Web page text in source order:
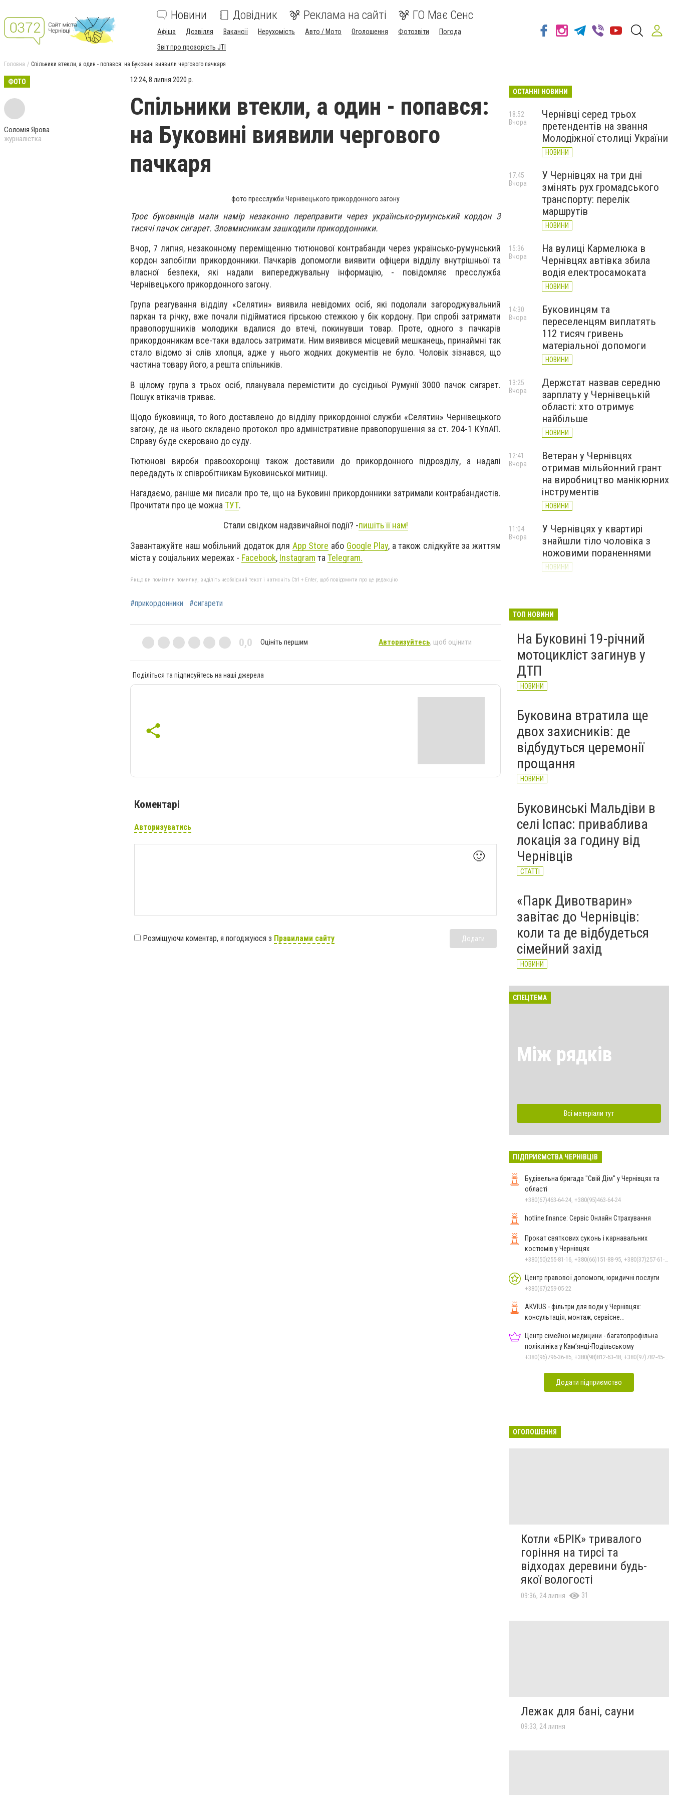
Новини Довідник Реклама на сайті ГО Має Сенс
Афіша Дозвілля Вакансії Нерухомість Авто / Мото Оголошення Фотозвіти
Погода
Звіт про прозорість JTI
Головна Спільники втекли, а один - попався: на Буковині виявили чергового пачкаря
ФОТО
Соломія Ярова
журналістка
12:24, 8 липня 2020 р.
Спільники втекли, а один - попався:
на Буковині виявили чергового
пачкаря
фото пресслужби Чернівецького прикордонного загону
Троє буковинців мали намір незаконно переправити через українсько-румунський кордон 3
тисячі пачок сигарет. Зловмисникам зашкодили прикордонники.
Вчор, 7 липня, незаконному переміщенню тютюнової контрабанди через українсько-румунський
кордон запобігли прикордонники. Пачкарів допомогли виявити офіцери відділу внутрішньої та
власної безпеки, які надали випереджувальну інформацію, - повідомляє пресслужба
Чернівецького прикордонного загону.
Група реагування відділу «Селятин» виявила невідомих осіб, які подолали загороджувальний
паркан та річку, вже почали підійматися гірською стежкою у бік кордону. При спробі затримати
правопорушників молодики вдалися до втечі, покинувши товар. Проте, одного з пачкарів
прикордонникам все-таки вдалось затримати. Ним виявився місцевий мешканець, принаймні так
стало відомо зі слів хлопця, адже у нього жодних документів не було. Чоловік зізнався, що
частина товару його, а решта спільників.
В цілому група з трьох осіб, планувала перемістити до сусідньої Румунії 3000 пачок сигарет.
Пошук втікачів триває.
Щодо буковинця, то його доставлено до відділу прикордонної служби «Селятин» Чернівецького
загону, де на нього складено протокол про адміністративне правопорушення за ст. 204-1 КУпАП.
Справу буде скеровано до суду.
Тютюнові вироби правоохоронці також доставили до прикордонного підрозділу, а надалі
передадуть їх співробітникам Буковинської митниці.
Нагадаємо, раніше ми писали про те, що на Буковині прикордонники затримали контрабандистів.
Прочитати про це можна ТУТ.
Стали свідком надзвичайної події? -пишіть її нам!
Завантажуйте наш мобільний додаток для App Store або Google Play, а також слідкуйте за життям
міста у соціальних мережах - Facebook, Instagram та Telegram.
Якщо ви помітили помилку, виділіть необхідний текст і натисніть Ctrl + Enter, щоб повідомити про це редакцію
#прикордонники #сигарети
0,0 Оцініть першим Авторизуйтесь, щоб оцінити
Поділіться та підписуйтесь на наші джерела
Коментарі
Авторизуватись
🙂
Розміщуючи коментар, я погоджуюся з Правилами сайту Додати
ОСТАННІ НОВИНИ
Чернівці серед трьох
претендентів на звання
Молодіжної столиці України
НОВИНИ
18:52
Вчора
У Чернівцях на три дні
змінять рух громадського
транспорту: перелік
маршрутів
НОВИНИ
17:45
Вчора
На вулиці Кармелюка в
Чернівцях автівка збила
водія електросамоката
НОВИНИ
15:36
Вчора
Буковинцям та
переселенцям виплатять
112 тисяч гривень
матеріальної допомоги
НОВИНИ
14:30
Вчора
Держстат назвав середню
зарплату у Чернівецькій
області: хто отримує
найбільше
НОВИНИ
13:25
Вчора
Ветеран у Чернівцях
отримав мільйонний грант
на виробництво манікюрних
інструментів
НОВИНИ
12:41
Вчора
У Чернівцях у квартирі
знайшли тіло чоловіка з
ножовими пораненнями
НОВИНИ
11:04
Вчора
критичну ситуацію з водою
НОВИНИ
ТОП НОВИНИ
На Буковині 19-річний
мотоцикліст загинув у
ДТП
НОВИНИ
Буковина втратила ще
двох захисників: де
відбудуться церемонії
прощання
НОВИНИ
Буковинські Мальдіви в
селі Іспас: приваблива
локація за годину від
Чернівців
СТАТТІ
«Парк Дивотварин»
завітає до Чернівців:
коли та де відбудеться
сімейний захід
НОВИНИ
СПЕЦТЕМА
Між рядків
Всі матеріали тут
ПІДПРИЄМСТВА ЧЕРНІВЦІВ
Будівельна бригада "Свій Дім" у Чернівцях та
області
+380(67)463-64-24, +380(95)463-64-24
hotline.finance: Сервіс Онлайн Страхування
Прокат святкових суконь і карнавальних
костюмів у Чернівцях
Центр правової допомоги, юридичні послуги
+380(67)259-05-22
AKVIUS - фільтри для води у Чернівцях:
консультація, монтаж, сервісне
Центр сімейної медицини - багатопрофільна
поліклініка у Кам’янці-Подільському
Додати підприємство
ОГОЛОШЕННЯ
Котли «БРІК» тривалого
горіння на тирсі та
відходах деревини будь-
якої вологості
09:36, 24 липня 31
Лежак для бані, сауни
09:33, 24 липня